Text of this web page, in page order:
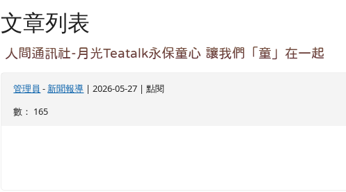
文章列表
人間通訊社-月光Teatalk永保童心 讓我們「童」在一起
管理員 - 新聞報導 | 2026-05-27 | 點閱
數： 165